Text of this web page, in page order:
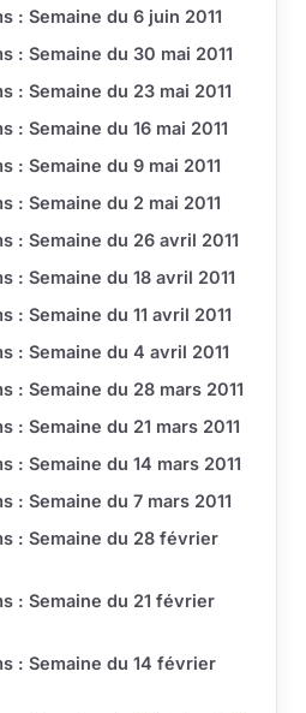
: Semaine du 6 juin 2011
: Semaine du 30 mai 2011
: Semaine du 23 mai 2011
: Semaine du 16 mai 2011
: Semaine du 9 mai 2011
: Semaine du 2 mai 2011
: Semaine du 26 avril 2011
: Semaine du 18 avril 2011
: Semaine du 11 avril 2011
: Semaine du 4 avril 2011
: Semaine du 28 mars 2011
: Semaine du 21 mars 2011
: Semaine du 14 mars 2011
: Semaine du 7 mars 2011
: Semaine du 28 février
: Semaine du 21 février
: Semaine du 14 février